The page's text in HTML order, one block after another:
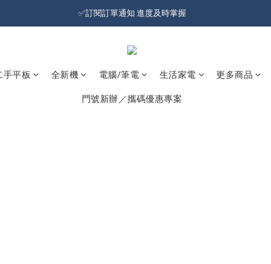
加入會員就送100元購物金 | 全館購物滿＄599 免運
✅訂閱訂單通知 進度及時掌握
手平板 全新機 電腦/筆電 生活家電 更多商品
門號新辦／攜碼優惠專案